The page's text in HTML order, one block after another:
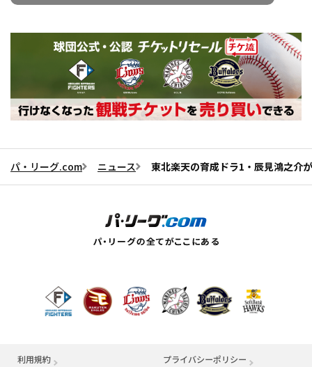
パ・リーグ.com ニュース 東北楽天の育成ドラ1・辰見鴻之介
利用規約 プライバシーポリシー